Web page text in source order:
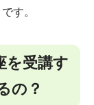
す。
を受講す
の？